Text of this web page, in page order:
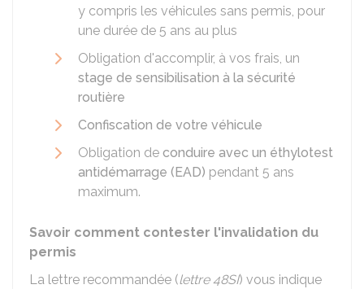
y compris les véhicules sans permis, pour
une durée de 5 ans au plus
Obligation d'accomplir, à vos frais, un
stage de sensibilisation à la sécurité
routière
Confiscation de votre véhicule
Obligation de conduire avec un éthylotest
antidémarrage (EAD) pendant 5 ans
maximum.
Savoir comment contester l'invalidation du
permis
La lettre recommandée (lettre 48SI) vous indique